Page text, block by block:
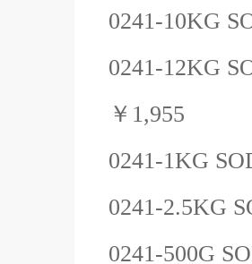
0241-10KG
0241-12KG
￥ 1,955
0241-1KG
0241-2.5KG
0241-500G